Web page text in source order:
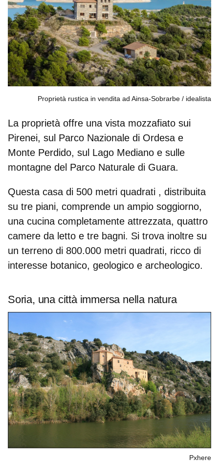
Proprietà rustica in vendita ad Ainsa-Sobrarbe idealista
La proprietà offre una vista mozzafiato sui
Pirenei, sul Parco Nazionale di Ordesa e
Monte Perdido, sul Lago Mediano e sulle
montagne del Parco Naturale di Guara.
Questa casa di 500 metri quadrati , distribuita
su tre piani, comprende un ampio soggiorno,
una cucina completamente attrezzata, quattro
camere da letto e tre bagni. Si trova inoltre su
un terreno di 800.000 metri quadrati, ricco di
interesse botanico, geologico e archeologico.
Soria, una città immersa nella natura
Pxhere